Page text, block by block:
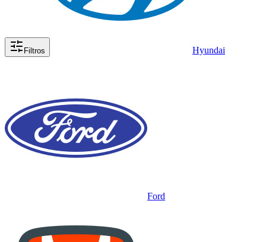
Filtros Hyundai
Ford